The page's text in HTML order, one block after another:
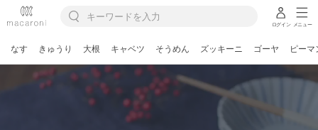
ログイン メニュー
なす きゅうり 大根 キャベツ そうめん ズッキーニ ゴーヤ ピーマ